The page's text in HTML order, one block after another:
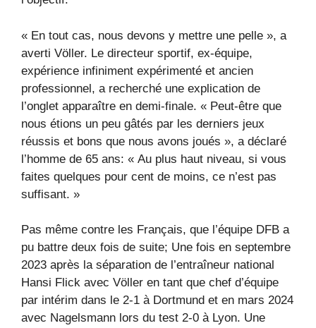
« En tout cas, nous devons y mettre une pelle », a
averti Völler. Le directeur sportif, ex-équipe,
expérience infiniment expérimenté et ancien
professionnel, a recherché une explication de
l’onglet apparaître en demi-finale. « Peut-être que
nous étions un peu gâtés par les derniers jeux
réussis et bons que nous avons joués », a déclaré
l’homme de 65 ans: « Au plus haut niveau, si vous
faites quelques pour cent de moins, ce n’est pas
suffisant. »
Pas même contre les Français, que l’équipe DFB a
pu battre deux fois de suite; Une fois en septembre
2023 après la séparation de l’entraîneur national
Hansi Flick avec Völler en tant que chef d’équipe
par intérim dans le 2-1 à Dortmund et en mars 2024
avec Nagelsmann lors du test 2-0 à Lyon. Une